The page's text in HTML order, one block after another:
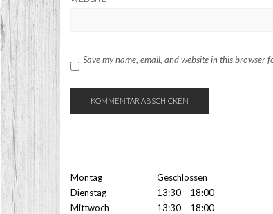
Save my name, email, and website in this browser
Montag
Geschlossen
Dienstag
13:30 – 18:00
Mittwoch
13:30 – 18:00